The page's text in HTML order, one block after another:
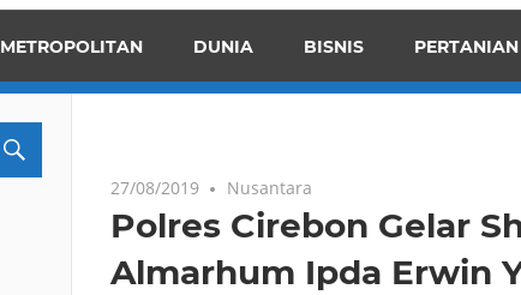
dan
METROPOLITAN DUNIA BISNIS PERTANIAN
27/08/2019 Nusantara
Polres Cirebon Gelar
Almarhum Ipda Erwin